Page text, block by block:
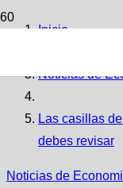
Inicio
Noticias de
Las casillas
debes revisar
Noticias de